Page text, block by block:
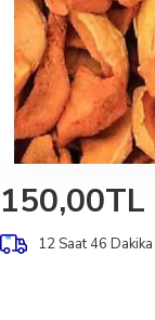
150,00TL
12 Saat 46 Dakika